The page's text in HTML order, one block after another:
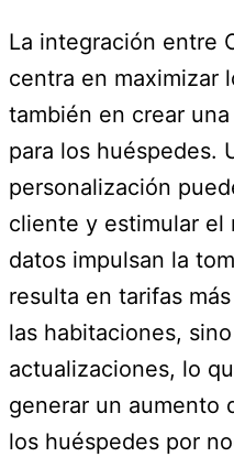
La integración entre
centra en maximizar
también en crear
para los huéspedes.
personalización
cliente y estimular el
datos impulsan la
resulta en tarifas
las habitaciones,
actualizaciones, lo
generar un aumento
los huéspedes por